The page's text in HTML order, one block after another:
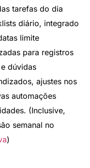
tarefas do dia
diário, integrado
limite
para registros
dúvidas
ajustes nos
automações
(Inclusive,
semanal no
)